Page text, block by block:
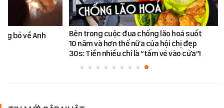
bỏ về Anh
Bên trong cuộc đua chống lão hoá suốt
10 năm và hơn thế nữa của hội chị đẹp
30s: Tiền nhiều chỉ là “tấm vé vào cửa”!